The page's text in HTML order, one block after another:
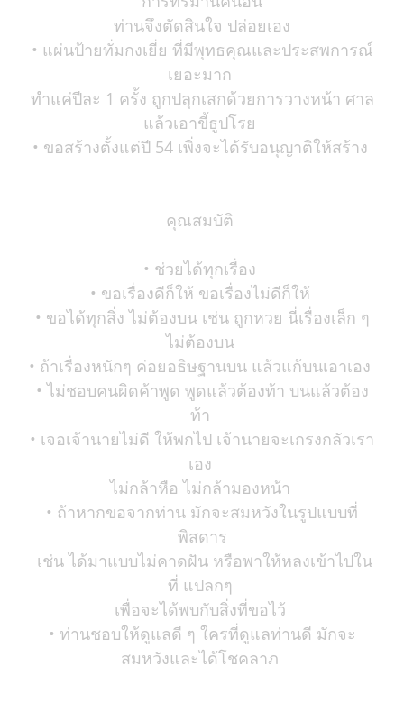
ท่านจึงตัดสินใจ ปล่อยเอง
• แผ่นป้ายทั่มกงเยี่ย ที่มีพุทธคุณและประสพการณ์
เยอะมาก
ทำแค่ปีละ 1 ครั้ง ถูกปลุกเสกด้วยการวางหน้า ศาล
แล้วเอาขี้ธูปโรย
• ขอสร้างตั้งแต่ปี 54 เพิ่งจะได้รับอนุญาติให้สร้าง
คุณสมบัติ
• ช่วยได้ทุกเรื่อง
• ขอเรื่องดีก็ให้ ขอเรื่องไม่ดีก็ให้
• ขอได้ทุกสิ่ง ไม่ต้องบน เช่น ถูกหวย นี่เรื่องเล็ก ๆ
ไม่ต้องบน
• ถ้าเรื่องหนักๆ ค่อยอธิษฐานบน แล้วแก้บนเอาเอง
• ไม่ชอบคนผิดค้าพูด พูดแล้วต้องท้า บนแล้วต้อง
ท้า
• เจอเจ้านายไม่ดี ให้พกไป เจ้านายจะเกรงกลัวเรา
เอง
ไม่กล้าหือ ไม่กล้ามองหน้า
• ถ้าหากขอจากท่าน มักจะสมหวังในรูปแบบที่
พิสดาร
เช่น ได้มาแบบไม่คาดฝัน หรือพาให้หลงเข้าไปใน
ที่ แปลกๆ
เพื่อจะได้พบกับสิ่งที่ขอไว้
• ท่านชอบให้ดูแลดี ๆ ใครที่ดูแลท่านดี มักจะ
สมหวังและได้โชคลาภ